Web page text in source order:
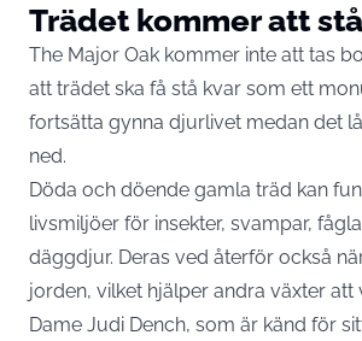
Trädet kommer att
The Major Oak kommer inte att tas
att trädet ska få stå kvar som ett
fortsätta gynna djurlivet medan det
ned.
Döda och döende gamla träd kan
livsmiljöer för insekter, svampar,
däggdjur. Deras ved återför också
jorden, vilket hjälper andra växter att
Dame Judi Dench, som är känd för